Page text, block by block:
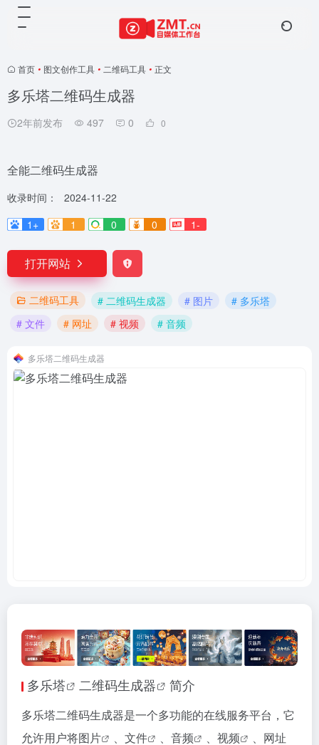
首页 • 图文创作工具 • 二维码工具 • 正文
多乐塔二维码生成器
2年前发布 497 0 0
全能二维码生成器
收录时间：
2024-11-22
1+
1 0 0 1-
打开网站
二维码工具 # 二维码生成器 # 图片
# 多乐塔
# 文件
# 网址 # 视频 # 音频
多乐塔二维码生成器
多乐塔 二维码生成器 简介
多乐塔二维码生成器是一个多功能的在线服务平台，它
允许用户将图片 、 文件 、 音频 、 视频 、 网址